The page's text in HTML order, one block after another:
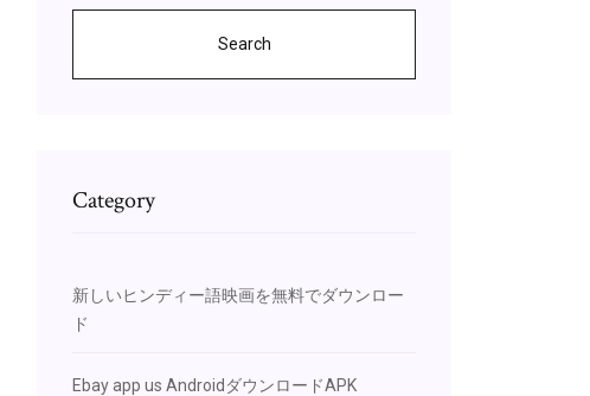
Search
Category
新しいヒンディー語映画を無料でダウンロー
ド
Ebay app us AndroidダウンロードAPK